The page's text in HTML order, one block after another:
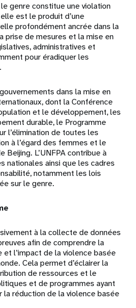
genre constitue une violation
est le produit d’une
profondément ancrée dans la
prise de mesures et la mise en
administratives et
pour éradiquer les
dans la mise en
dont la Conférence
et le développement, les
durable, le Programme
l’élimination de toutes les
à l’égard des femmes et le
Beijing. L’UNFPA contribue à
nationales ainsi que les cadres
notamment les lois
sur le genre.
à la collecte de données
afin de comprendre la
et l’impact de la violence basée
Cela permet d’éclairer la
de ressources et le
et de programmes ayant
réduction de la violence basée